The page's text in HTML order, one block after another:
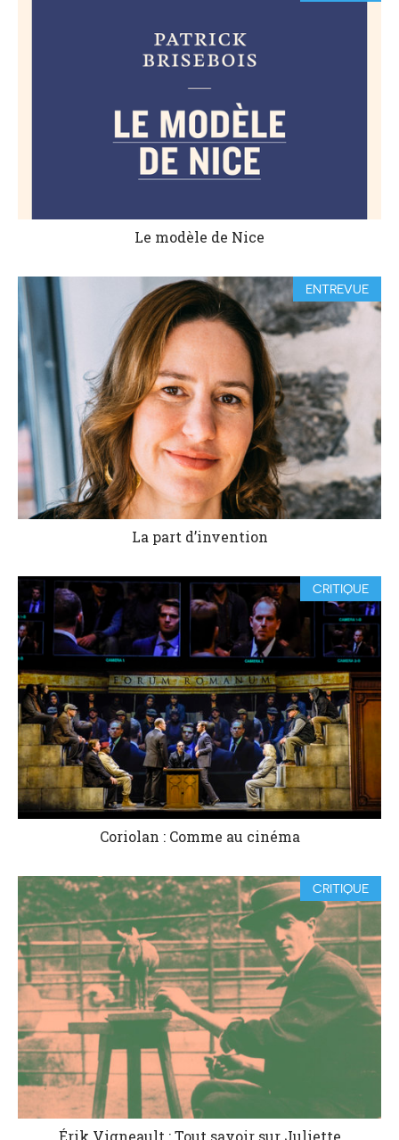
Le modèle de Nice
ENTREVUE
La part d’invention
CRITIQUE
Coriolan : Comme au cinéma
CRITIQUE
Érik Vigneault : Tout savoir sur Juliette